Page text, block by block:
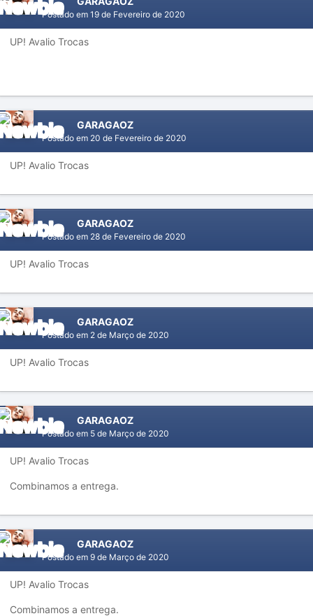
Postado em 19 de Fevereiro de 2020
UP! Avalio Trocas
GARAGAOZ
Postado em 20 de Fevereiro de 2020
UP! Avalio Trocas
GARAGAOZ
Postado em 28 de Fevereiro de 2020
UP! Avalio Trocas
GARAGAOZ
Postado em 2 de Março de 2020
UP! Avalio Trocas
GARAGAOZ
Postado em 5 de Março de 2020
UP! Avalio Trocas
Combinamos a entrega.
GARAGAOZ
Postado em 9 de Março de 2020
UP! Avalio Trocas
Combinamos a entrega.